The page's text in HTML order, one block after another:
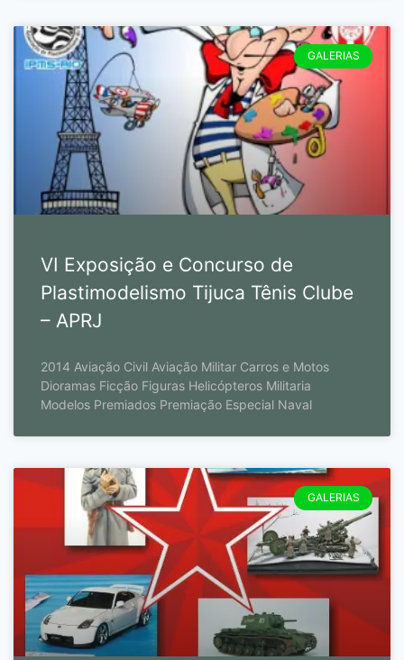
GALERIAS
VI Exposição e Concurso de
Plastimodelismo Tijuca Tênis Clube
– APRJ
2014 Aviação Civil Aviação Militar Carros e Motos
Dioramas Ficção Figuras Helicópteros Militaria
Modelos Premiados Premiação Especial Naval
GALERIAS